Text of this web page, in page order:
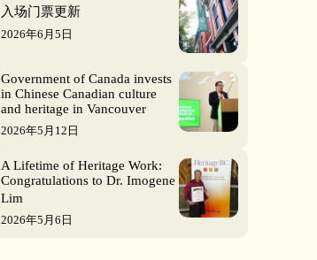
入场门票更新
2026年6月5日
Government of Canada invests
in Chinese Canadian culture
and heritage in Vancouver
2026年5月12日
A Lifetime of Heritage Work:
Congratulations to Dr. Imogene
Lim
2026年5月6日